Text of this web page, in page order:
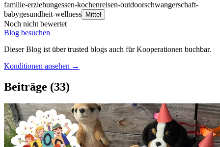
familie-erziehungessen-kochenreisen-outdoorschwangerschaft-
babygesundheit-wellness Mittel
Noch nicht bewertet
Blog besuchen
Dieser Blog ist über trusted blogs auch für Kooperationen buchbar.
Konditionen ansehen →
Beiträge (33)